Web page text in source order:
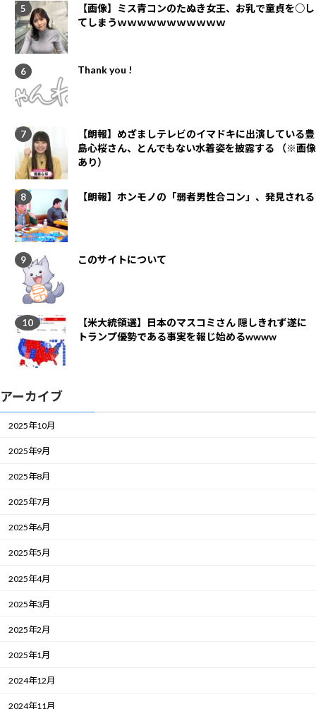
【画像】ミス青コンのたぬき女王、お乳で童貞を○し
てしまうｗｗｗｗｗｗｗｗｗｗｗ
Thank you !
【朗報】めざましテレビのイマドキに出演している豊
島心桜さん、とんでもない水着姿を披露する （※画像
あり）
【朗報】ホンモノの「弱者男性合コン」、発見される
このサイトについて
【米大統領選】日本のマスコミさん 隠しきれず遂に
トランプ優勢である事実を報じ始めるwwww
アーカイブ
2025年10月
2025年9月
2025年8月
2025年7月
2025年6月
2025年5月
2025年4月
2025年3月
2025年2月
2025年1月
2024年12月
2024年11月